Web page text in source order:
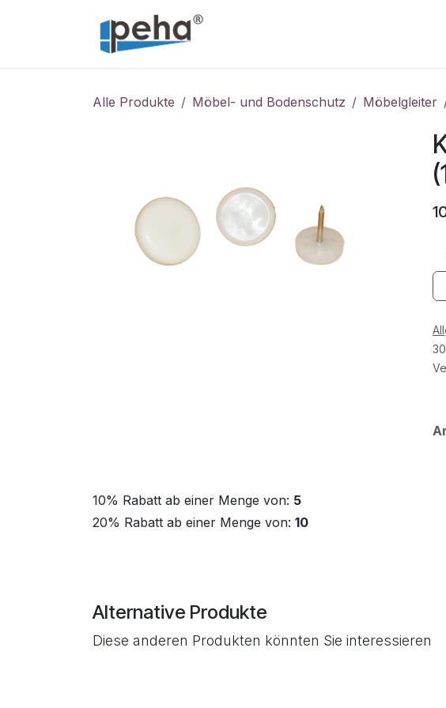
Alle Produkte Möbel- und Bodenschutz Möbelgleiter
10% Rabatt ab einer Menge von: 5
20% Rabatt ab einer Menge von: 10
Alternative Produkte
Diese anderen Produkten könnten Sie interessieren